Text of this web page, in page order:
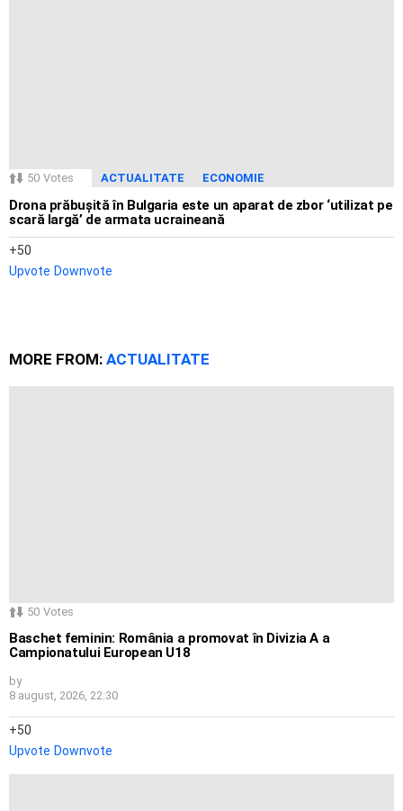
50 Votes ACTUALITATE ECONOMIE
Drona prăbușită în Bulgaria este un aparat de zbor ‘utilizat pe
scară largă’ de armata ucraineană
50
Upvote Downvote
MORE FROM: ACTUALITATE
50 Votes
Baschet feminin: România a promovat în Divizia A a
Campionatului European U18
by
8 august, 2026, 22:30
50
Upvote Downvote